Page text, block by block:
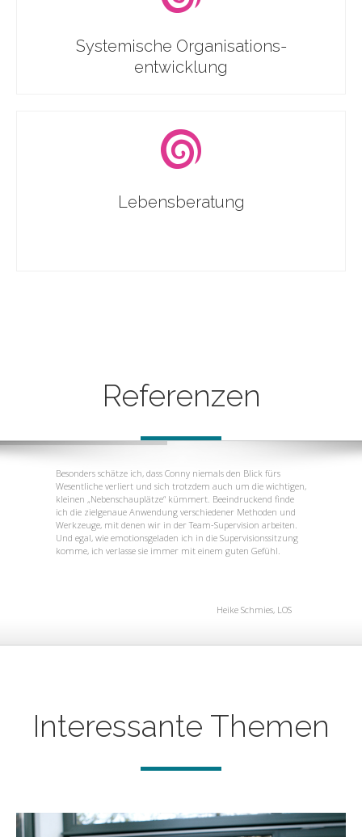
Systemische Organisations-
entwicklung
Lebensberatung
Referenzen
Besonders schätze ich, dass Conny niemals den Blick fürs
Wesentliche verliert und sich trotzdem auch um die wichtigen,
kleinen „Nebenschauplätze“ kümmert. Beeindruckend finde
ich die zielgenaue Anwendung verschiedener Methoden und
Werkzeuge, mit denen wir in der Team-Supervision arbeiten.
Und egal, wie emotionsgeladen ich in die Supervisionssitzung
komme, ich verlasse sie immer mit einem guten Gefühl.
Heike Schmies, LOS
Interessante Themen